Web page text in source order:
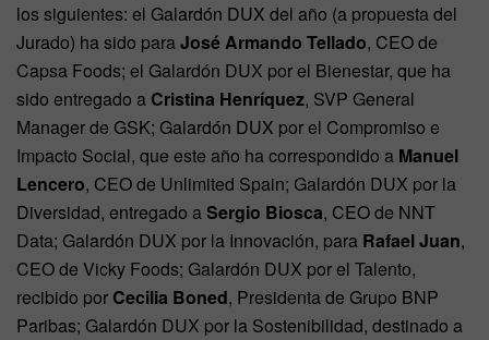
los siguientes: el Galardón DUX del año (a propuesta del
Jurado) ha sido paraJosé Armando Tellado, CEO de
Capsa Foods; el Galardón DUX por el Bienestar, que ha
sido entregado a Cristina Henríquez, SVP General
Manager de GSK; Galardón DUX por el Compromiso e
Impacto Social, que este año ha correspondido a Manuel
Lencero, CEO de Unlimited Spain; Galardón DUX por la
Diversidad, entregado aSergio Biosca, CEO de NNT
Data; Galardón DUX por la Innovación, para Rafael Juan,
CEO de Vicky Foods; Galardón DUX por el Talento,
recibido por Cecilia Boned, Presidenta de Grupo BNP
Paribas; Galardón DUX por la Sostenibilidad, destinado a